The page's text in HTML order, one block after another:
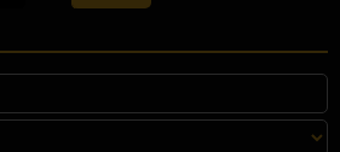
Apr
Daeng